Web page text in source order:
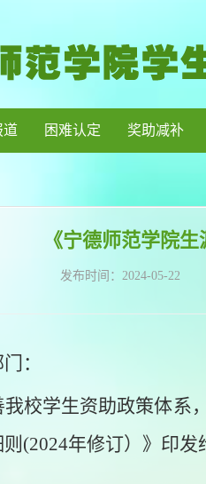
道 困难认定 奖助减补
《宁德师范学院
发布时间： 2024-05-22
：
校学生资助政策体系
(2024年修订）》印发